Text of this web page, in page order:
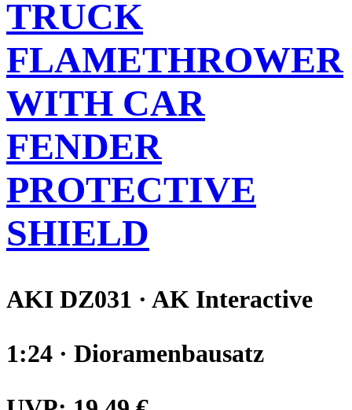
TRUCK
FLAMETHROWER
WITH CAR
FENDER
PROTECTIVE
SHIELD
AKI DZ031 · AK Interactive
1:24 · Dioramenbausatz